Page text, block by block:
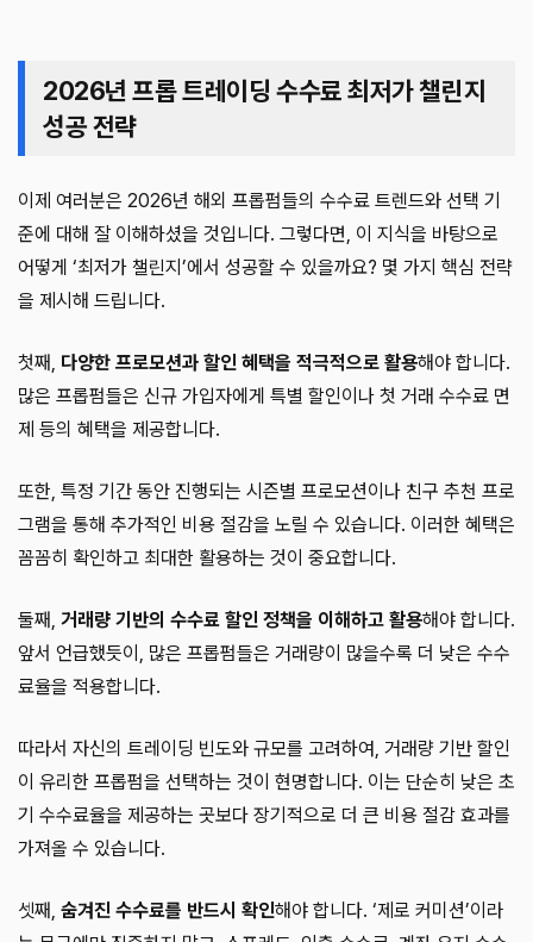
2026년 프롭 트레이딩 수수료 최저가 챌린지
성공 전략
이제 여러분은 2026년 해외 프롭펌들의 수수료 트렌드와 선택 기
준에 대해 잘 이해하셨을 것입니다. 그렇다면, 이 지식을 바탕으로
어떻게 ‘최저가 챌린지’에서 성공할 수 있을까요? 몇 가지 핵심 전략
을 제시해 드립니다.
첫째, 다양한 프로모션과 할인 혜택을 적극적으로 활용해야 합니다.
많은 프롭펌들은 신규 가입자에게 특별 할인이나 첫 거래 수수료 면
제 등의 혜택을 제공합니다.
또한, 특정 기간 동안 진행되는 시즌별 프로모션이나 친구 추천 프로
그램을 통해 추가적인 비용 절감을 노릴 수 있습니다. 이러한 혜택은
꼼꼼히 확인하고 최대한 활용하는 것이 중요합니다.
둘째, 거래량 기반의 수수료 할인 정책을 이해하고 활용해야 합니다.
앞서 언급했듯이, 많은 프롭펌들은 거래량이 많을수록 더 낮은 수수
료율을 적용합니다.
따라서 자신의 트레이딩 빈도와 규모를 고려하여, 거래량 기반 할인
이 유리한 프롭펌을 선택하는 것이 현명합니다. 이는 단순히 낮은 초
기 수수료율을 제공하는 곳보다 장기적으로 더 큰 비용 절감 효과를
가져올 수 있습니다.
셋째, 숨겨진 수수료를 반드시 확인해야 합니다. ‘제로 커미션’이라